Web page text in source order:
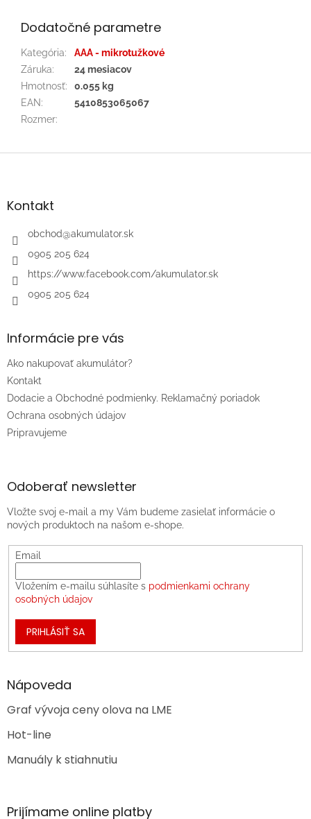
Dodatočné parametre
Kategória:
AAA - mikrotužkové
Záruka:
24 mesiacov
Hmotnosť:
0.055 kg
EAN:
5410853065067
Rozmer:
Z
äKontakt
obchod@akumulator.sk
0905 205 624
https://www.facebook.com/akumulator.sk
0905 205 624
Informácie pre vás
Ako nakupovať akumulátor?
Kontakt
Dodacie a Obchodné podmienky. Reklamačný poriadok
Ochrana osobných údajov
Pripravujeme
Odoberať newsletter
Vložte svoj e-mail a my Vám budeme zasielať informácie o
nových produktoch na našom e-shope.
Email
Vložením e-mailu súhlasíte s podmienkami ochrany
osobných údajov
PRIHLÁSIŤ SA
Nápoveda
Graf vývoja ceny olova na LME
Hot-line
Manuály k stiahnutiu
Prijímame online platby